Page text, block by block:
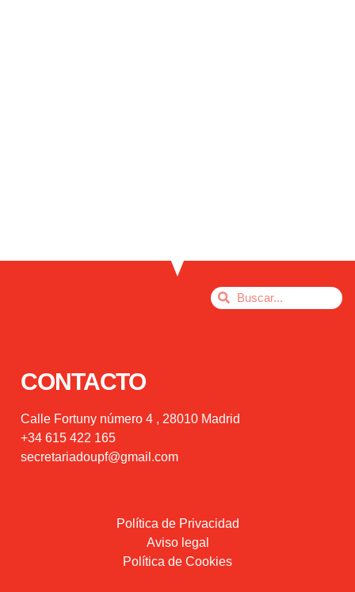
CONTACTO
Calle Fortuny número 4 , 28010 Madrid
+34 615 422 165
secretariadoupf@gmail.com
Política de Privacidad
Aviso legal
Política de Cookies